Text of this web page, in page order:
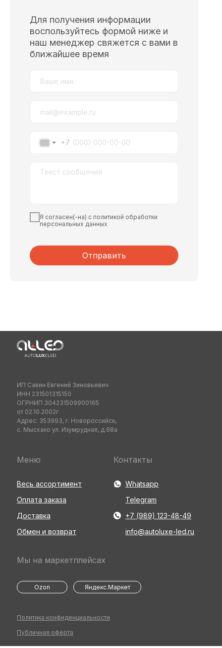
Для получения информации
воспользуйтесь формой ниже и
наш менеджер свяжется с вами в
ближайшее время
+7
Я согласен(-на) с политикой обработки
персональных данных
Отправить
ИП Савин Евгений Зиновьевич
ИНН 231501315150
ОГРНИП 304231509900165
от 02.10.2002г
Адрес: 353993, г. Новороссийск,
с. Мысхако ул. Изумрудная, д.68а
Политика конфиденциальности
Публичная оферта
Обмен и возврат
Доставка
Оплата заказа
info@autoluxe-led.ru
Меню
Мы на маркетплейсах
Контакты
+7 (989) 123-48-49
Telegram
Весь ассортимент Whatsapp
Ozon Яндекс.Маркет